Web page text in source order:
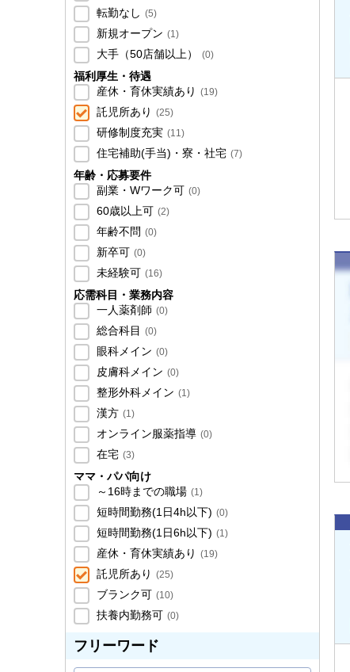
転勤なし (5)
新規オープン (1)
大手（50店舗以上） (0)
福利厚生・待遇
産休・育休実績あり (19)
託児所あり (25)
研修制度充実 (11)
住宅補助(手当)・寮・社宅 (7)
年齢・応募要件
副業・Wワーク可 (0)
60歳以上可 (2)
年齢不問 (0)
新卒可 (0)
未経験可 (16)
応需科目・業務内容
一人薬剤師 (0)
総合科目 (0)
眼科メイン (0)
皮膚科メイン (0)
整形外科メイン (1)
漢方 (1)
オンライン服薬指導 (0)
在宅 (3)
ママ・パパ向け
～16時までの職場 (1)
短時間勤務(1日4h以下) (0)
短時間勤務(1日6h以下) (1)
産休・育休実績あり (19)
託児所あり (25)
ブランク可 (10)
扶養内勤務可 (0)
フリーワード